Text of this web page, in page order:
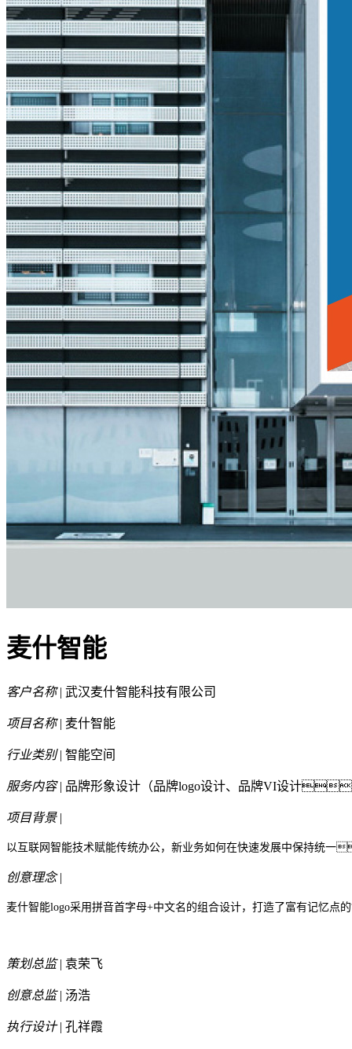
麦什智能
客户名称| 武汉麦什智能科技有限公司
项目名称| 麦什智能
行业类别| 智能空间
服务内容| 品牌形象设计（品牌logo设计、品牌VI设计
项目背景|
以互联网智能技术赋能传统办公，新业务如何在快速发展中保持统
创意理念|
麦什智能logo采用拼音首字母+中文名的组合设计，打造了富有记
策划总监| 袁荣飞
创意总监| 汤浩
执行设计| 孔祥霞